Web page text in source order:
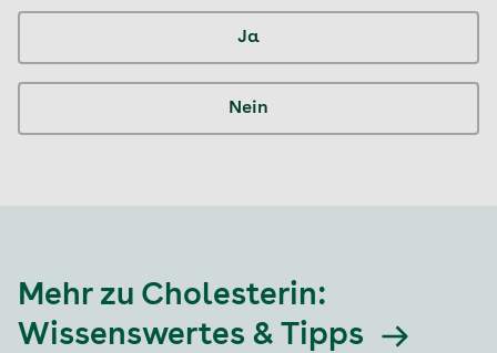
Ja
Nein
Mehr zu Cholesterin:
Wissenswertes & Tipps